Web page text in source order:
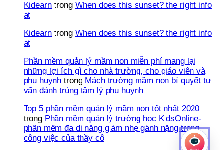
Kidearn trong When does this sunset? the right info
at
Kidearn trong When does this sunset? the right info
at
Phần mềm quản lý mầm non miễn phí mang lại
những lợi ích gì cho nhà trường, cho giáo viên và
phụ huynh trong Mách trường mầm non bí quyết tư
vấn đánh trúng tâm lý phụ huynh
Top 5 phần mềm quản lý mầm non tốt nhất 2020
trong Phần mềm quản lý trường học KidsOnline-
phần mềm đa di năng giảm nhẹ gánh nặng trong
công việc của thầy cô